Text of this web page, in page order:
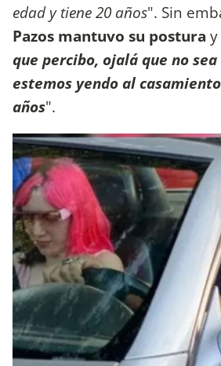
edad y tiene 20 años". Sin
Pazos mantuvo su postura
que percibo, ojalá que no sea
estemos yendo al
años".